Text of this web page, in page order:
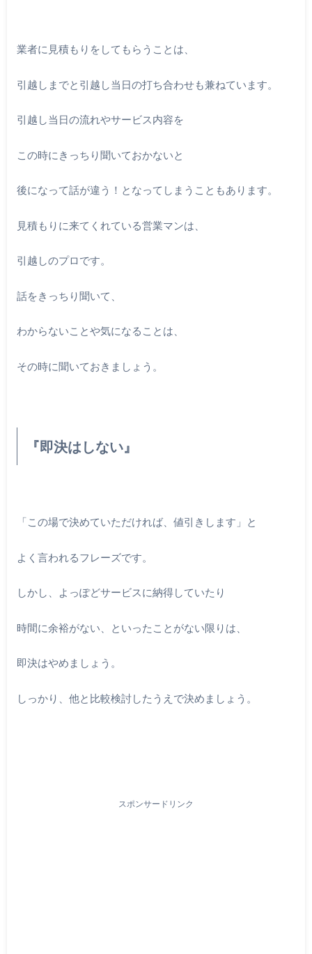
業者に見積もりをしてもらうことは、
引越しまでと引越し当日の打ち合わせも兼ねています。
引越し当日の流れやサービス内容を
この時にきっちり聞いておかないと
後になって話が違う！となってしまうこともあります。
見積もりに来てくれている営業マンは、
引越しのプロです。
話をきっちり聞いて、
わからないことや気になることは、
その時に聞いておきましょう。
『即決はしない』
「この場で決めていただければ、値引きします」と
よく言われるフレーズです。
しかし、よっぽどサービスに納得していたり
時間に余裕がない、といったことがない限りは、
即決はやめましょう。
しっかり、他と比較検討したうえで決めましょう。
スポンサードリンク